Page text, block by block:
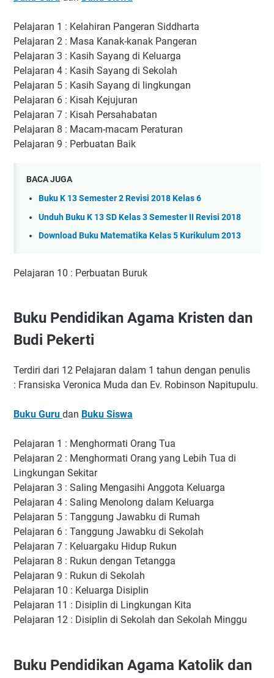
Pelajaran 1 : Kelahiran Pangeran Siddharta
Pelajaran 2 : Masa Kanak-kanak Pangeran
Pelajaran 3 : Kasih Sayang di Keluarga
Pelajaran 4 : Kasih Sayang di Sekolah
Pelajaran 5 : Kasih Sayang di lingkungan
Pelajaran 6 : Kisah Kejujuran
Pelajaran 7 : Kisah Persahabatan
Pelajaran 8 : Macam-macam Peraturan
Pelajaran 9 : Perbuatan Baik
BACA JUGA
Buku K 13 Semester 2 Revisi 2018 Kelas 6
Unduh Buku K 13 SD Kelas 3 Semester II Revisi 2018
Download Buku Matematika Kelas 5 Kurikulum 2013
Pelajaran 10 : Perbuatan Buruk
Buku Pendidikan Agama Kristen dan
Budi Pekerti
Terdiri dari 12 Pelajaran dalam 1 tahun dengan penulis
: Fransiska Veronica Muda dan Ev. Robinson Napitupulu.
Buku Guru dan Buku Siswa
Pelajaran 1 : Menghormati Orang Tua
Pelajaran 2 : Menghormati Orang yang Lebih Tua di
Lingkungan Sekitar
Pelajaran 3 : Saling Mengasihi Anggota Keluarga
Pelajaran 4 : Saling Menolong dalam Keluarga
Pelajaran 5 : Tanggung Jawabku di Rumah
Pelajaran 6 : Tanggung Jawabku di Sekolah
Pelajaran 7 : Keluargaku Hidup Rukun
Pelajaran 8 : Rukun dengan Tetangga
Pelajaran 9 : Rukun di Sekolah
Pelajaran 10 : Keluarga Disiplin
Pelajaran 11 : Disiplin di Lingkungan Kita
Pelajaran 12 : Disiplin di Sekolah dan Sekolah Minggu
Buku Pendidikan Agama Katolik dan